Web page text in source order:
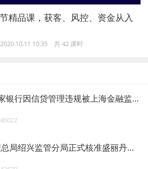
的逐渐提升，随着各行业跨界融合
线下应用场景的渗透和网点成本的
融网点向社会化综合服务网点转
理念将赋予银行物理网点新
接触用户的最前沿，这里能最直
联”能够推动银行对物理空间中技
精品课，获客、风控、资金从入
10:35 共 42 课时
农行上海分行等4家银行因信贷管理违规被上海金融监管局重罚1946万元
46022
国家金融监督管理总局绍兴监管分局正式核准盛丽丹担任瑞丰银行副行长